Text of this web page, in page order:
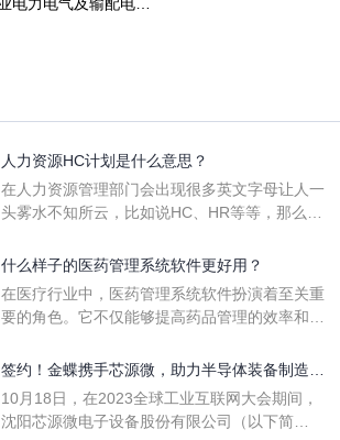
人力资源HC计划是什么意思？
在人力资源管理部门会出现很多英文字母让人一
头雾水不知所云，比如说HC、HR等等，那么它
么呢？
什么样子的医药管理系统软件更好用？
在医疗行业中，医药管理系统软件扮演着至关重
要的角色。它不仅能够提高药品管理的效率和准
一个好用的医药管理系统软件应具备以下特点。
地进行操作。 复杂的
签约！金蝶携手芯源微，助力半导体装备制造领
先企业迈向世界
10月18日，在2023全球工业互联网大会期间，
沈阳芯源微电子设备股份有限公司（以下简